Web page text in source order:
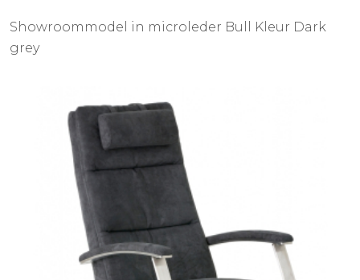
Showroommodel in microleder Bull Kleur Dark
grey